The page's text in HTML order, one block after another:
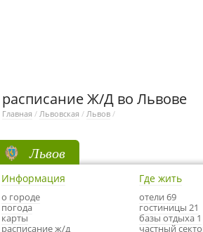
расписание Ж/Д во Львове
Главная / Львовская / Львов /
Львов
Информация
о городе
погода
карты
расписание ж/д
Где жить
отели 69
гостиницы 21
базы отдыха 1
частный